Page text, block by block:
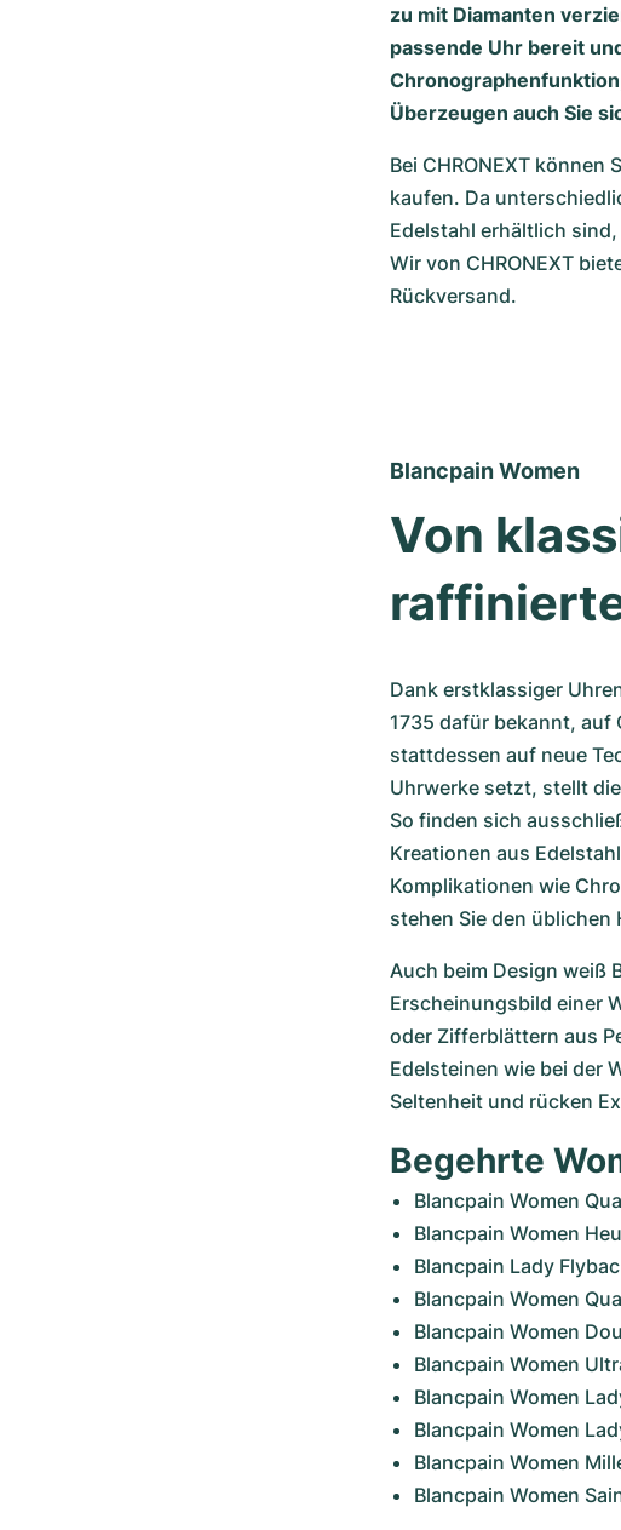
zu mit Diamanten
passende Uhr bereit
Überzeugen auch Sie
Bei CHRONEXT
kaufen. Da
Edelstahl erhältlich
Wir von CHRONEXT
Rückversand.
Blancpain Women
Von
Dank erstklassiger
1735 dafür bekannt, auf
stattdessen auf neue
Uhrwerke setzt, stellt
So finden sich
Kreationen aus
Komplikationen wie
stehen Sie den
Auch beim Design weiß
Erscheinungsbild einer
oder Zifferblättern aus
Edelsteinen wie bei der
Seltenheit und rücken
Begehrte
Blancpain Women
Blancpain Women
Blancpain Lady
Blancpain Women
Blancpain Women
Blancpain Women
Blancpain Women
Blancpain Women
Blancpain Women
Blancpain Women